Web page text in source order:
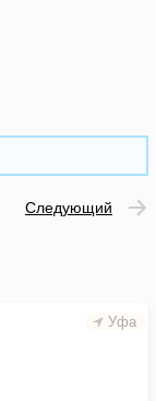
Следующий
Уфа